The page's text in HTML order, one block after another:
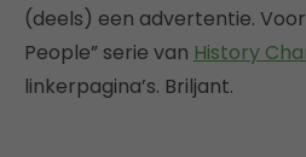
(deels) een advertentie.
People” serie van History
linkerpagina’s. Briljant.